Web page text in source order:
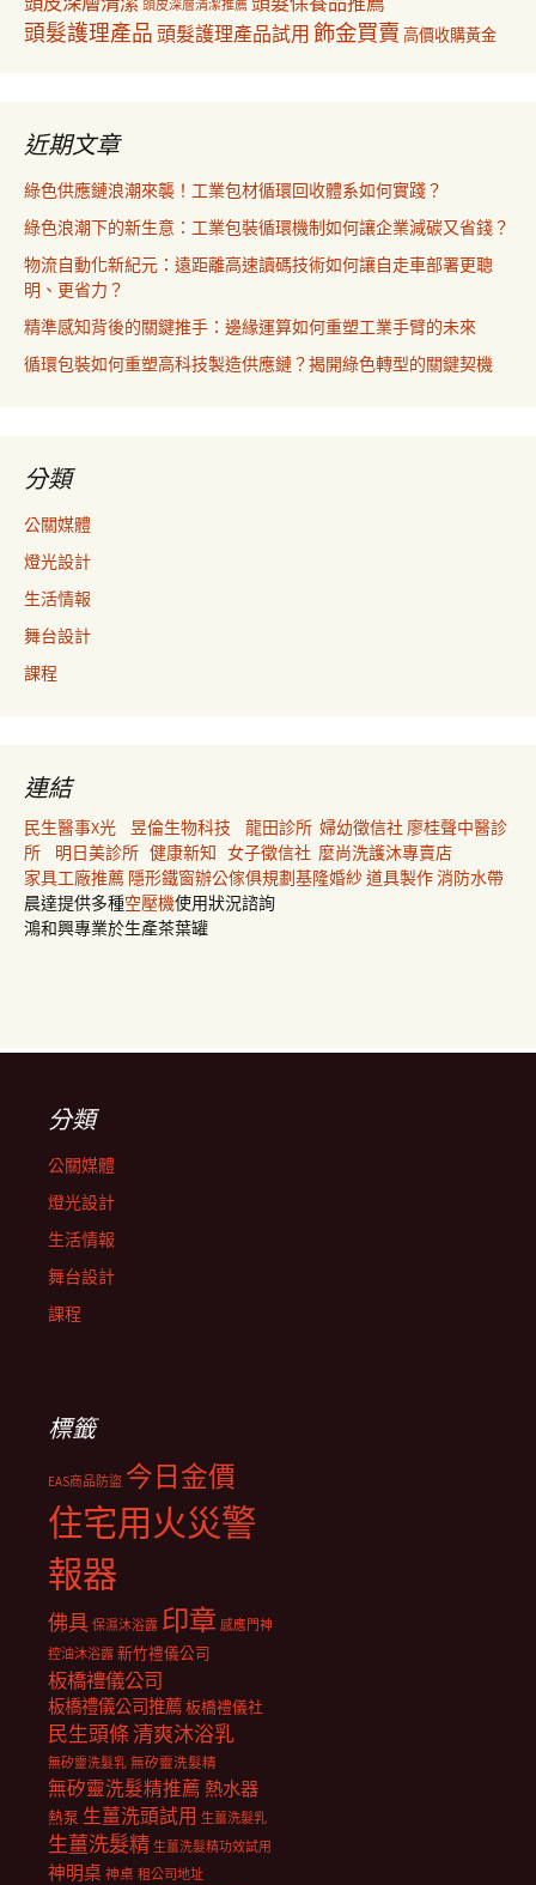
頭皮深層清潔推薦
頭髮護理產品 頭髮護理產品試用 飾金買賣 高價收購黃金
近期文章
綠色供應鏈浪潮來襲！工業包材循環回收體系如何實踐？
綠色浪潮下的新生意：工業包裝循環機制如何讓企業減碳又省錢？
物流自動化新紀元：遠距離高速讀碼技術如何讓自走車部署更聰
明、更省力？
精準感知背後的關鍵推手：邊緣運算如何重塑工業手臂的未來
循環包裝如何重塑高科技製造供應鏈？揭開綠色轉型的關鍵契機
分類
公關媒體
燈光設計
生活情報
舞台設計
課程
連結
民生醫事X光 昱倫生物科技 龍田診所 婦幼徵信社 廖桂聲中醫診
所
明日美診所 健康新知 女子徵信社 麼尚洗護沐專賣店
家具工廠推薦 隱形鐵窗辦公傢俱規劃基隆婚紗道具製作消防水帶
晨達提供多種空壓機使用狀況諮詢
鴻和興專業於生產茶葉罐
分類
公關媒體
燈光設計
生活情報
舞台設計
課程
標籤
EAS商品防盜 今日金價
住宅用火災警
報器
佛具 保濕沐浴露 印章 感應門神
控油沐浴露 新竹禮儀公司
板橋禮儀公司
板橋禮儀公司推薦板橋禮儀社
民生頭條清爽沐浴乳
無矽靈洗髮乳 無矽靈洗髮精
無矽靈洗髮精推薦 熱水器
熱泵 生薑洗頭試用 生薑洗髮乳
生薑洗髮精 生薑洗髮精功效試用
神明桌 神桌 租公司地址